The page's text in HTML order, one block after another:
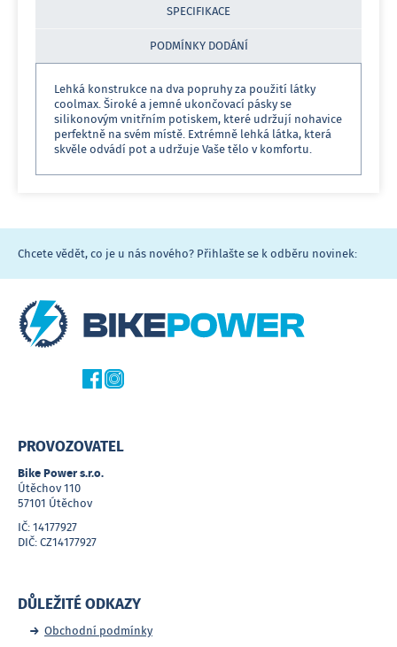
SPECIFIKACE
PODMÍNKY DODÁNÍ
Lehká konstrukce na dva popruhy za použití látky
coolmax. Široké a jemné ukončovací pásky se
silikonovým vnitřním potiskem, které udržují nohavice
perfektně na svém místě. Extrémně lehká látka, která
skvěle odvádí pot a udržuje Vaše tělo v komfortu.
Chcete vědět, co je u nás nového? Přihlašte se k odběru novinek:
PROVOZOVATEL
Bike Power s.r.o.
Útěchov 110
57101 Útěchov
IČ: 14177927
DIČ: CZ14177927
DŮLEŽITÉ ODKAZY
Obchodní podmínky